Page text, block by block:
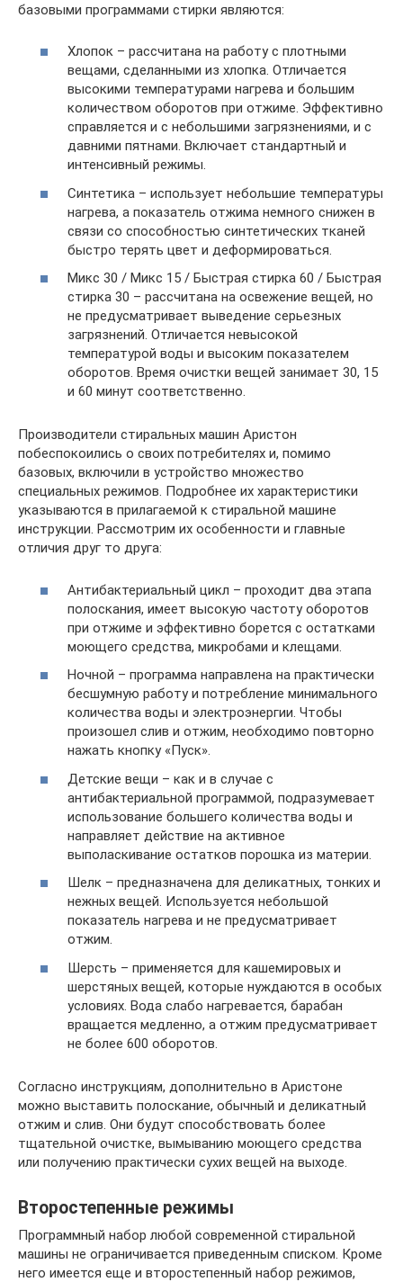
базовыми программами стирки являются:
Хлопок – рассчитана на работу с плотными
вещами, сделанными из хлопка. Отличается
высокими температурами нагрева и большим
количеством оборотов при отжиме. Эффективно
справляется и с небольшими загрязнениями, и с
давними пятнами. Включает стандартный и
интенсивный режимы.
Синтетика – использует небольшие температуры
нагрева, а показатель отжима немного снижен в
связи со способностью синтетических тканей
быстро терять цвет и деформироваться.
Микс 30 / Микс 15 / Быстрая стирка 60 / Быстрая
стирка 30 – рассчитана на освежение вещей, но
не предусматривает выведение серьезных
загрязнений. Отличается невысокой
температурой воды и высоким показателем
оборотов. Время очистки вещей занимает 30, 15
и 60 минут соответственно.
Производители стиральных машин Аристон
побеспокоились о своих потребителях и, помимо
базовых, включили в устройство множество
специальных режимов. Подробнее их характеристики
указываются в прилагаемой к стиральной машине
инструкции. Рассмотрим их особенности и главные
отличия друг то друга:
Антибактериальный цикл – проходит два этапа
полоскания, имеет высокую частоту оборотов
при отжиме и эффективно борется с остатками
моющего средства, микробами и клещами.
Ночной – программа направлена на практически
бесшумную работу и потребление минимального
количества воды и электроэнергии. Чтобы
произошел слив и отжим, необходимо повторно
нажать кнопку «Пуск».
Детские вещи – как и в случае с
антибактериальной программой, подразумевает
использование большего количества воды и
направляет действие на активное
выполаскивание остатков порошка из материи.
Шелк – предназначена для деликатных, тонких и
нежных вещей. Используется небольшой
показатель нагрева и не предусматривает
отжим.
Шерсть – применяется для кашемировых и
шерстяных вещей, которые нуждаются в особых
условиях. Вода слабо нагревается, барабан
вращается медленно, а отжим предусматривает
не более 600 оборотов.
Согласно инструкциям, дополнительно в Аристоне
можно выставить полоскание, обычный и деликатный
отжим и слив. Они будут способствовать более
тщательной очистке, вымыванию моющего средства
или получению практически сухих вещей на выходе.
Второстепенные режимы
Программный набор любой современной стиральной
машины не ограничивается приведенным списком. Кроме
него имеется еще и второстепенный набор режимов,